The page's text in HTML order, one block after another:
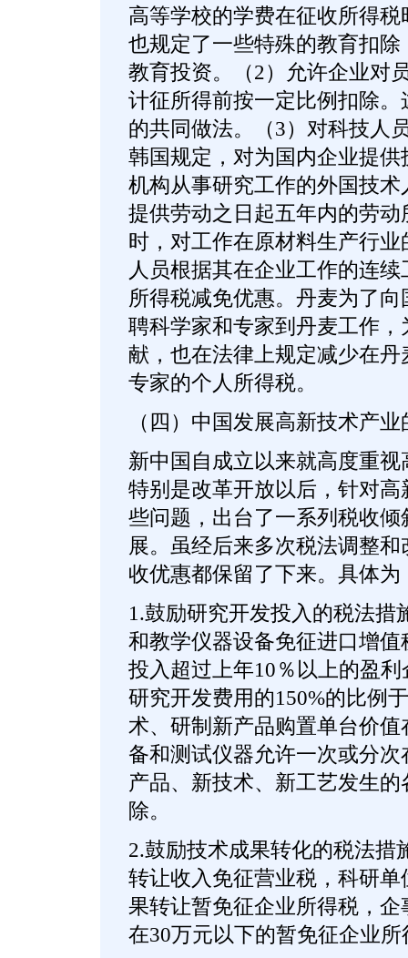
高等学校的学费在征收所得
也规定了一些特殊的教育扣
教育投资。（2）允许企业对
计征所得前按一定比例扣除
的共同做法。（3）对科技人
韩国规定，对为国内企业提
机构从事研究工作的外国技
提供劳动之日起五年内的劳
时，对工作在原材料生产行
人员根据其在企业工作的连
所得税减免优惠。丹麦为了
聘科学家和专家到丹麦工作
献，也在法律上规定减少在
专家的个人所得税。
（四）中国发展高新技术产
新中国自成立以来就高度重
特别是改革开放以后，针对
些问题，出台了一系列税收
展。虽经后来多次税法调整
收优惠都保留了下来。具体为
1.鼓励研究开发投入的税法措
和教学仪器设备免征进口增
投入超过上年10％以上的盈
研究开发费用的150%的比例
术、研制新产品购置单台价
备和测试仪器允许一次或分
产品、新技术、新工艺发生
除。
2.鼓励技术成果转化的税法措
转让收入免征营业税，科研
果转让暂免征企业所得税，
在30万元以下的暂免征企业所